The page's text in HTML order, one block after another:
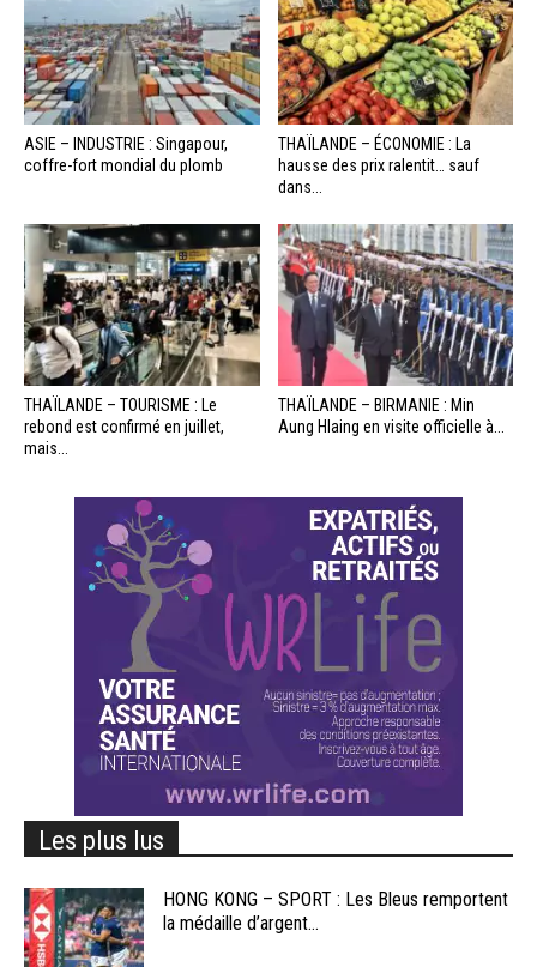
ASIE – INDUSTRIE : Singapour,
coffre-fort mondial du plomb
THAÏLANDE – ÉCONOMIE : La
hausse des prix ralentit… sauf
dans...
THAÏLANDE – TOURISME : Le
rebond est confirmé en juillet,
mais...
THAÏLANDE – BIRMANIE : Min
Aung Hlaing en visite officielle à...
Les plus lus
HONG KONG – SPORT : Les Bleus remportent
la médaille d’argent...